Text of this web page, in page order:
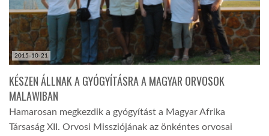
2015-10-21
KÉSZEN ÁLLNAK A GYÓGYÍTÁSRA A MAGYAR ORVOSOK
MALAWIBAN
Hamarosan megkezdik a gyógyítást a Magyar Afrika
Társaság XII. Orvosi Missziójának az önkéntes orvosai